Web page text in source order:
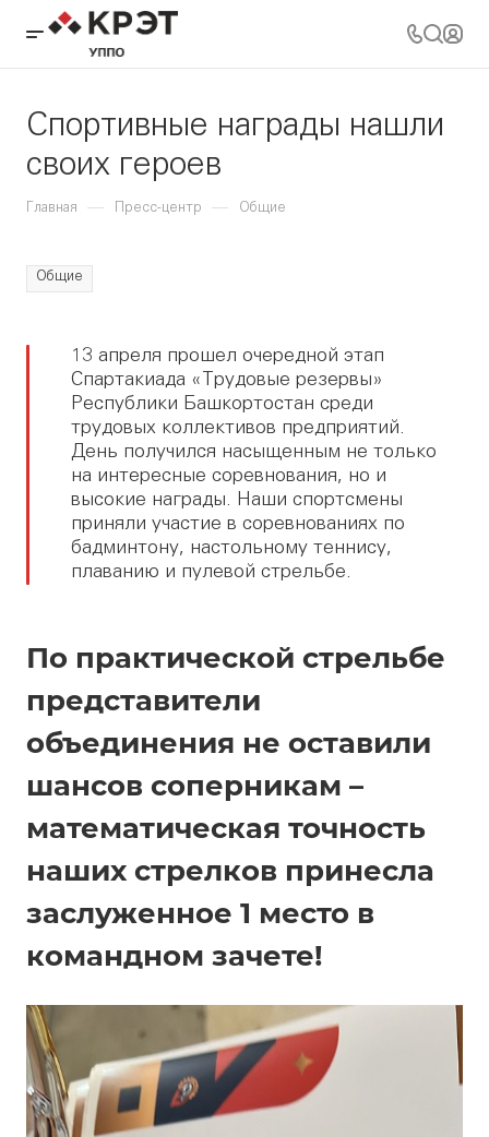
Спортивные награды нашли
своих героев
Главная — Пресс-центр — Общие
Общие
13 апреля прошел очередной этап
Спартакиада «Трудовые резервы»
Республики Башкортостан среди
трудовых коллективов предприятий.
День получился насыщенным не только
на интересные соревнования, но и
высокие награды. Наши спортсмены
приняли участие в соревнованиях по
бадминтону, настольному теннису,
плаванию и пулевой стрельбе.
По практической стрельбе
представители
объединения не оставили
шансов соперникам –
математическая точность
наших стрелков принесла
заслуженное 1 место в
командном зачете!